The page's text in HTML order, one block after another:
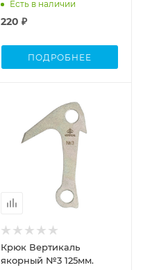
Есть в наличии
220 ₽
ПОДРОБНЕЕ
Крюк Вертикаль
якорный №3 125мм.